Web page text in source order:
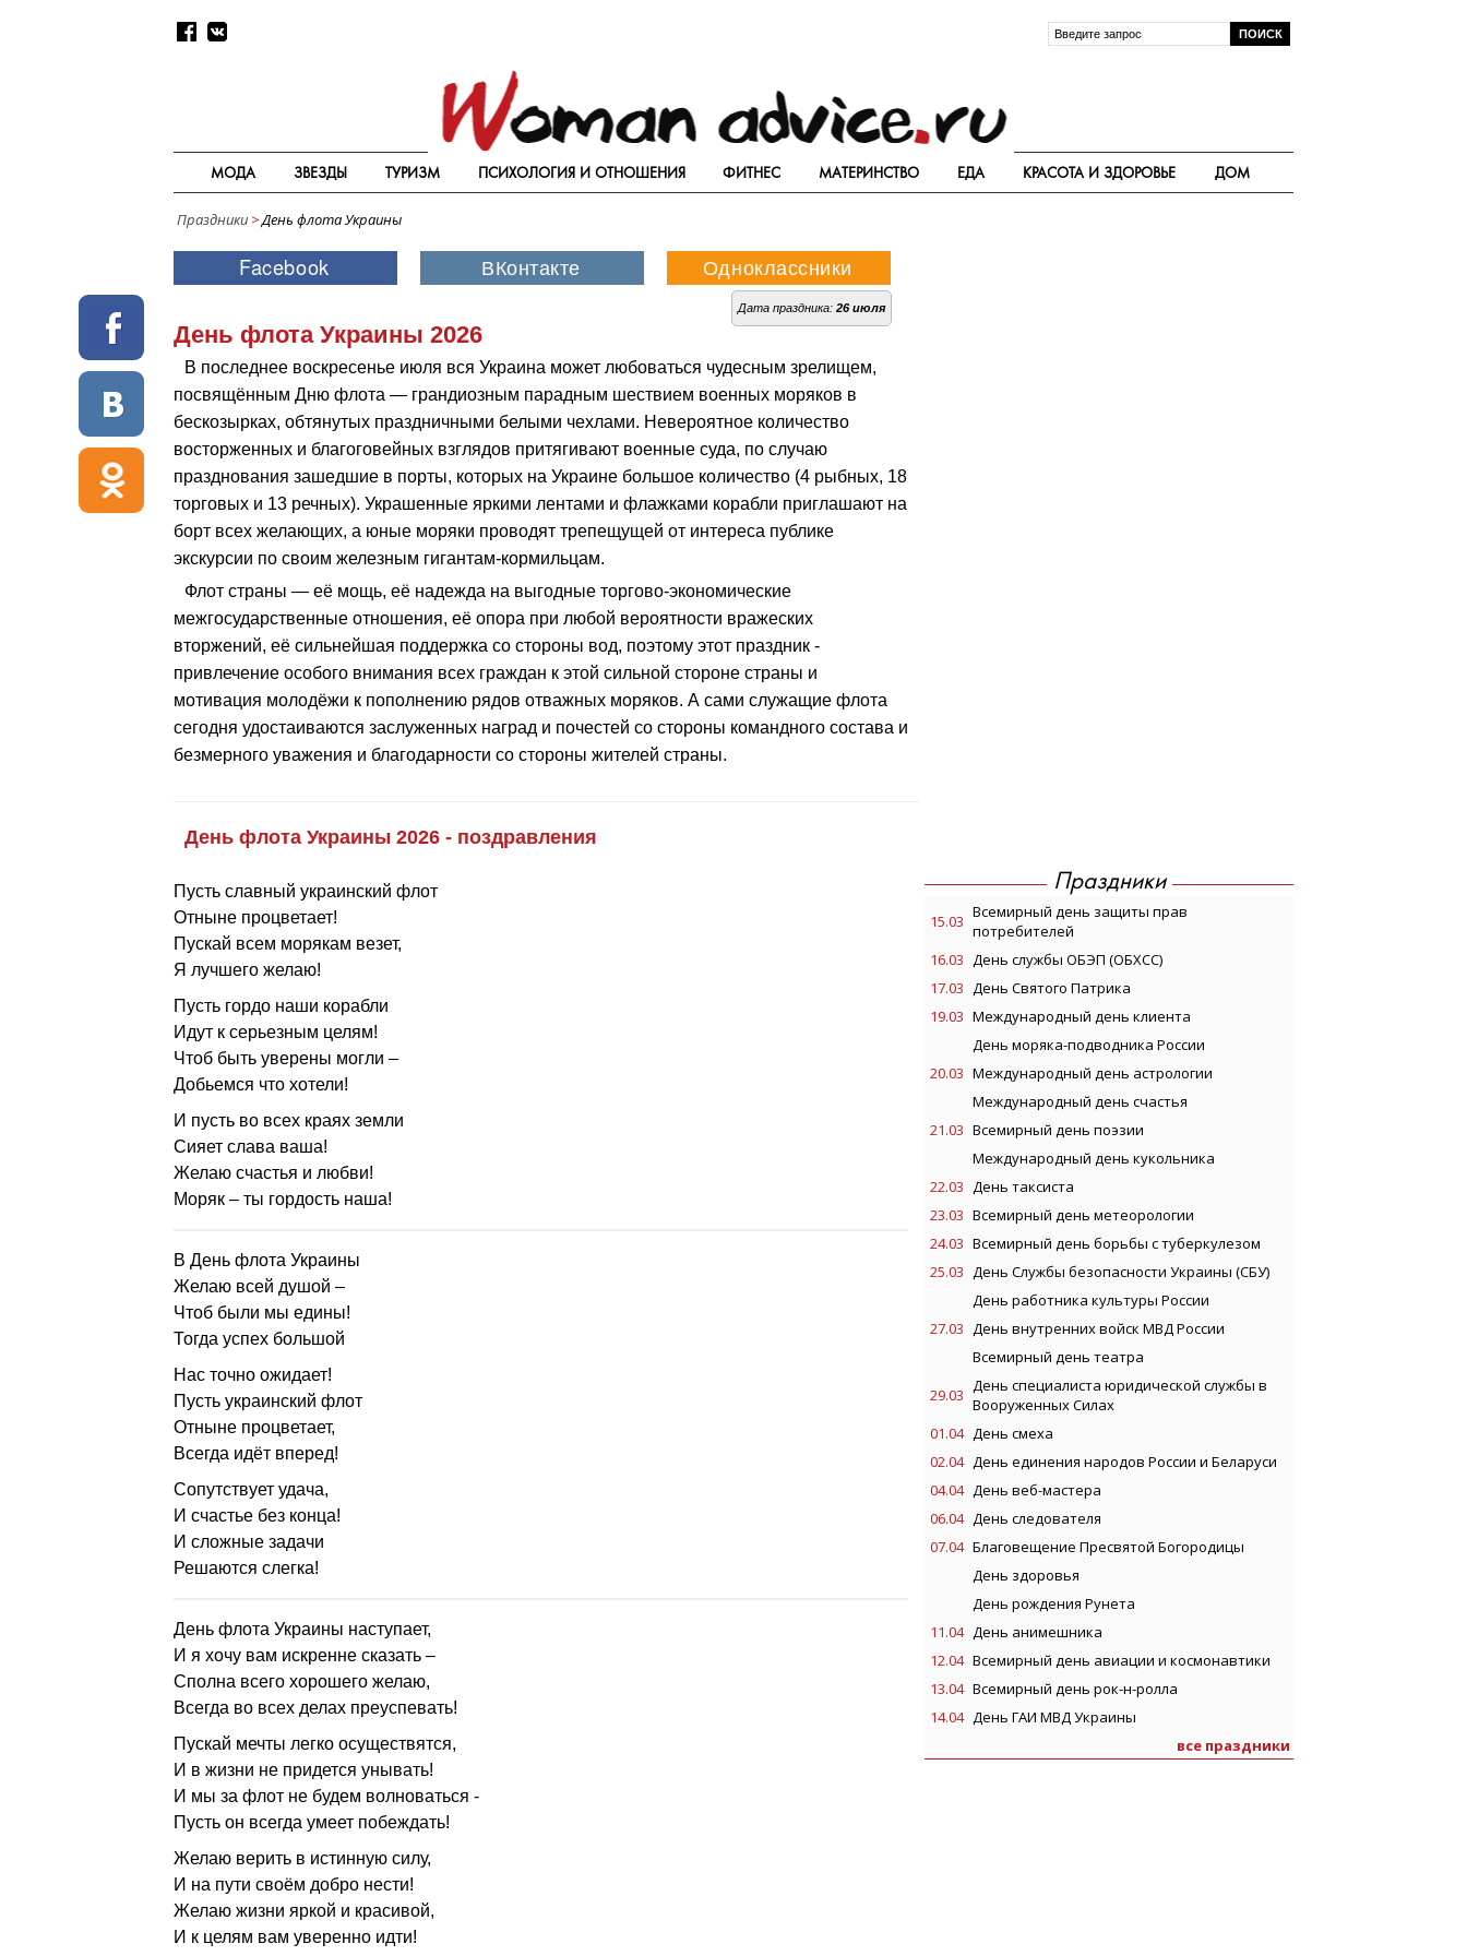
МОДА ЗВЕЗДЫ ТУРИЗМ ПСИХОЛОГИЯ И ОТНОШЕНИЯ ФИТНЕС МАТЕРИНСТВО ЕДА КРАСОТА И ЗДОРОВЬЕ ДОМ
Праздники >День флота Украины
Дата праздника: 26 июля
День флота Украины 2026
В последнее воскресенье июля вся Украина может любоваться чудесным зрелищем,
посвящённым Дню флота — грандиозным парадным шествием военных моряков в
бескозырках, обтянутых праздничными белыми чехлами. Невероятное количество
восторженных и благоговейных взглядов притягивают военные суда, по случаю
празднования зашедшие в порты, которых на Украине большое количество (4 рыбных, 18
торговых и 13 речных). Украшенные яркими лентами и флажками корабли приглашают на
борт всех желающих, а юные моряки проводят трепещущей от интереса публике
экскурсии по своим железным гигантам-кормильцам.
Флот страны — её мощь, её надежда на выгодные торгово-экономические
межгосударственные отношения, её опора при любой вероятности вражеских
вторжений, её сильнейшая поддержка со стороны вод, поэтому этот праздник -
привлечение особого внимания всех граждан к этой сильной стороне страны и
мотивация молодёжи к пополнению рядов отважных моряков. А сами служащие флота
сегодня удостаиваются заслуженных наград и почестей со стороны командного состава и
безмерного уважения и благодарности со стороны жителей страны.
День флота Украины 2026 - поздравления
Пусть славный украинский флот
Отныне процветает!
Пускай всем морякам везет,
Я лучшего желаю!
Пусть гордо наши корабли
Идут к серьезным целям!
Чтоб быть уверены могли –
Добьемся что хотели!
И пусть во всех краях земли
Сияет слава ваша!
Желаю счастья и любви!
Моряк – ты гордость наша!
В День флота Украины
Желаю всей душой –
Чтоб были мы едины!
Тогда успех большой
Нас точно ожидает!
Пусть украинский флот
Отныне процветает,
Всегда идёт вперед!
Сопутствует удача,
И счастье без конца!
И сложные задачи
Решаются слегка!
День флота Украины наступает,
И я хочу вам искренне сказать –
Сполна всего хорошего желаю,
Всегда во всех делах преуспевать!
Пускай мечты легко осуществятся,
И в жизни не придется унывать!
И мы за флот не будем волноваться -
Пусть он всегда умеет побеждать!
Желаю верить в истинную силу,
И на пути своём добро нести!
Желаю жизни яркой и красивой,
И к целям вам уверенно идти!
Праздники
15.03 Всемирный день защиты прав
потребителей
16.03 День службы ОБЭП (ОБХСС)
17.03 День Святого Патрика
19.03 Международный день клиента
День моряка-подводника России
20.03 Международный день астрологии
Международный день счастья
21.03 Всемирный день поэзии
Международный день кукольника
22.03 День таксиста
23.03 Всемирный день метеорологии
24.03 Всемирный день борьбы с туберкулезом
25.03 День Службы безопасности Украины (СБУ)
День работника культуры России
27.03 День внутренних войск МВД России
Всемирный день театра
29.03 День специалиста юридической службы в
Вооруженных Силах
01.04 День смеха
02.04 День единения народов России и Беларуси
04.04 День веб-мастера
06.04 День следователя
07.04 Благовещение Пресвятой Богородицы
День здоровья
День рождения Рунета
11.04 День анимешника
12.04 Всемирный день авиации и космонавтики
13.04 Всемирный день рок-н-ролла
14.04 День ГАИ МВД Украины
все праздники